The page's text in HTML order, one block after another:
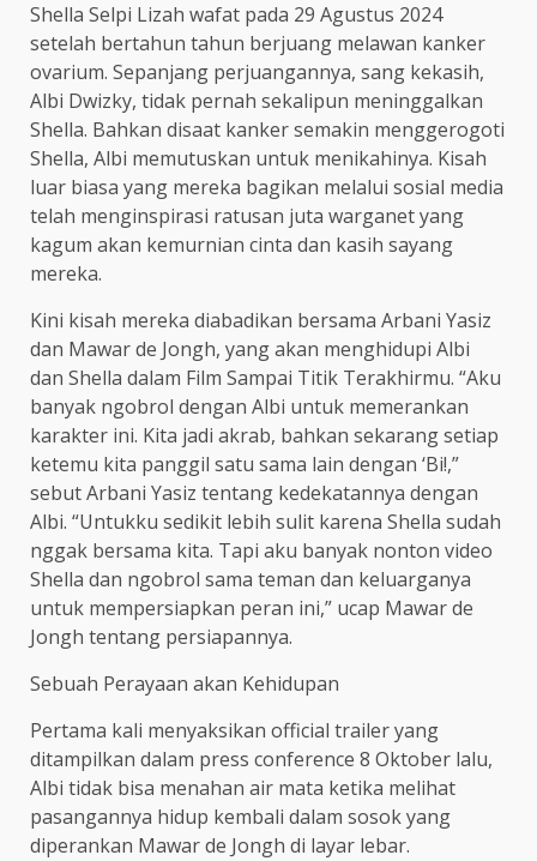
Shella Selpi Lizah wafat pada 29 Agustus 2024
setelah bertahun tahun berjuang melawan kanker
ovarium. Sepanjang perjuangannya, sang kekasih,
Albi Dwizky, tidak pernah sekalipun meninggalkan
Shella. Bahkan disaat kanker semakin menggerogoti
Shella, Albi memutuskan untuk menikahinya. Kisah
luar biasa yang mereka bagikan melalui sosial media
telah menginspirasi ratusan juta warganet yang
kagum akan kemurnian cinta dan kasih sayang
mereka.
Kini kisah mereka diabadikan bersama Arbani Yasiz
dan Mawar de Jongh, yang akan menghidupi Albi
dan Shella dalam Film Sampai Titik Terakhirmu. “Aku
banyak ngobrol dengan Albi untuk memerankan
karakter ini. Kita jadi akrab, bahkan sekarang setiap
ketemu kita panggil satu sama lain dengan ‘Bi!,”
sebut Arbani Yasiz tentang kedekatannya dengan
Albi. “Untukku sedikit lebih sulit karena Shella sudah
nggak bersama kita. Tapi aku banyak nonton video
Shella dan ngobrol sama teman dan keluarganya
untuk mempersiapkan peran ini,” ucap Mawar de
Jongh tentang persiapannya.
Sebuah Perayaan akan Kehidupan
Pertama kali menyaksikan official trailer yang
ditampilkan dalam press conference 8 Oktober lalu,
Albi tidak bisa menahan air mata ketika melihat
pasangannya hidup kembali dalam sosok yang
diperankan Mawar de Jongh di layar lebar.